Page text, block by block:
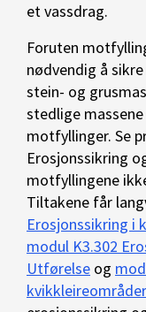
et vassdrag.
Foruten
nødvendig å
stein- og
stedlige
motfyllinger. Se
Erosjonssikring
motfyllingene
Tiltakene får
Erosjonssikring i
modul K3.302
Utførelse og
kvikkleireområder